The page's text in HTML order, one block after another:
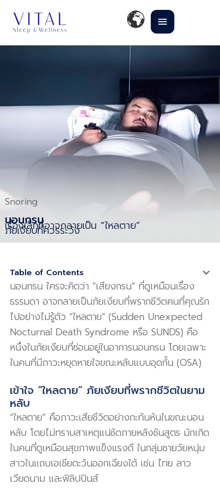
Snoring
นอนกรน
เรื่องเล็กที่อาจกลายเป็น “ใหลตาย”
ภัยเงียบที่ควรระวัง
Table of Contents
นอนกรน ใครจะคิดว่า “เสียงกรน” ที่ดูเหมือนเรื่อง
ธรรมดา อาจกลายเป็นภัยเงียบที่พรากชีวิตคนที่คุณรัก
ไปอย่างไม่รู้ตัว “ใหลตาย” (Sudden Unexpected
Nocturnal Death Syndrome หรือ SUNDS) คือ
หนึ่งในภัยเงียบที่ซ่อนอยู่ในอาการนอนกรน โดยเฉพาะ
ในคนที่มีภาวะหยุดหายใจขณะหลับแบบอุดกั้น (OSA)
เข้าใจ “ใหลตาย” ภัยเงียบที่พรากชีวิตในยาม
หลับ
“ใหลตาย” คือภาวะเสียชีวิตอย่างกะทันหันในขณะนอน
หลับ โดยไม่ทราบสาเหตุแน่ชัดภายหลังชันสูตร มักเกิด
ในคนที่ดูเหมือนสุขภาพแข็งแรงดี ในกลุ่มชายวัยหนุ่ม
สาวในแถบเอเชียตะวันออกเฉียงใต้ เช่น ไทย ลาว
เวียดนาม และฟิลิปปินส์